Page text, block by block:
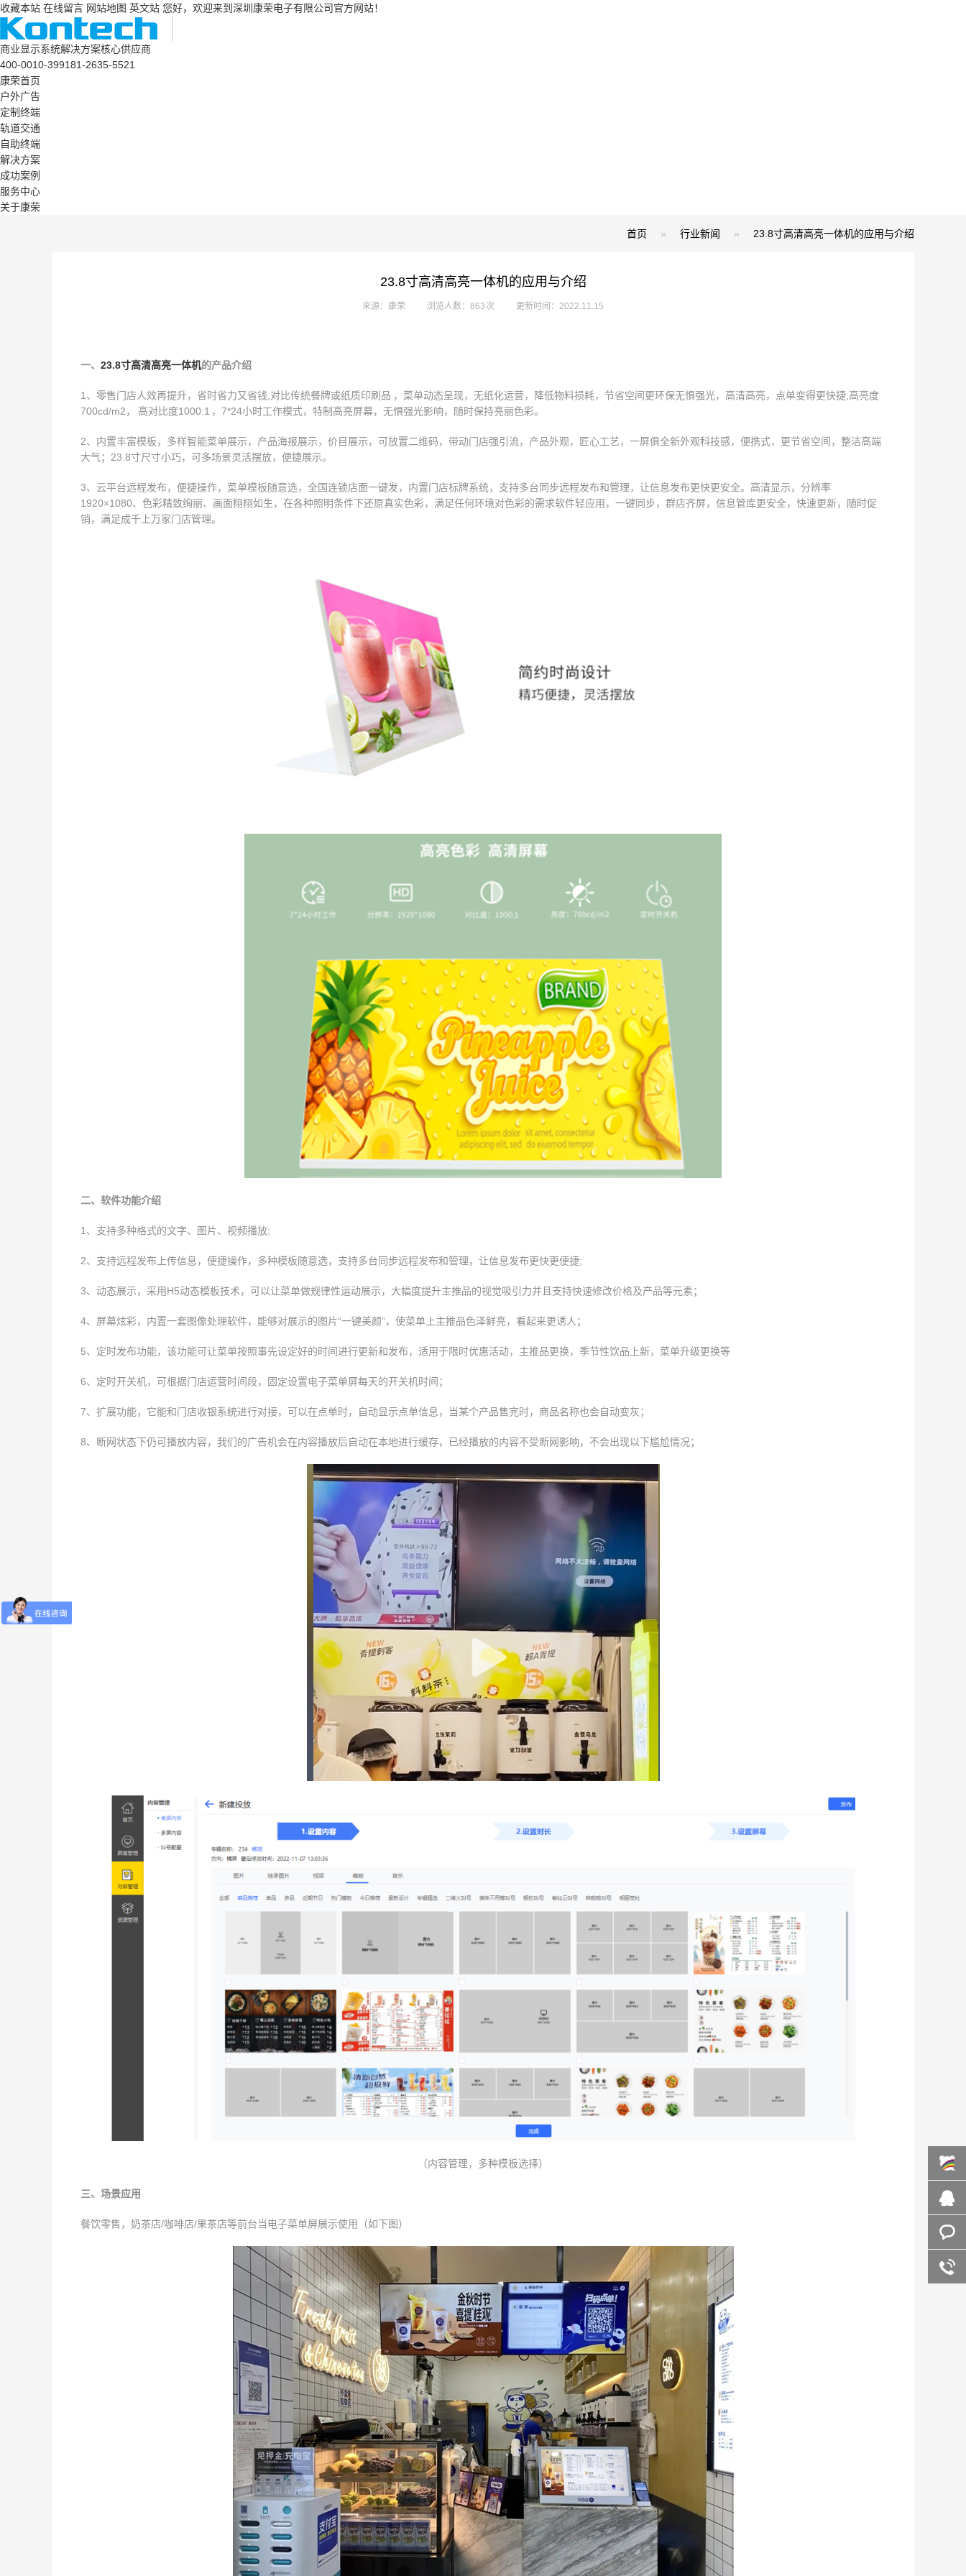
收藏本站 在线留言 网站地图 英文站 您好，欢迎来到深圳康荣电子有限公司官方网站！
商业显示系统解决方案核心供应商
400-0010-399181-2635-5521
康荣首页
户外广告
定制终端
轨道交通
自助终端
解决方案
成功案例
服务中心
关于康荣
首页 » 行业新闻 » 23.8寸高清高亮一体机的应用与介绍
23.8寸高清高亮一体机的应用与介绍
来源：康荣 浏览人数：863 次 更新时间：2022.11.15
一、 23.8寸高清高亮一体机的产品介绍
1、零售门店人效再提升，省时省力又省钱,对比传统餐牌或纸质印刷品 ，菜单动态呈现，无纸化运营，降低物料损耗，节省空间更环保无惧强光，高清高亮，点单变得更快捷,高亮度
700cd/m2， 高对比度1000:1 ，7*24小时工作模式，特制高亮屏幕，无惧强光影响，随时保持亮丽色彩。
2、内置丰富模板，多样智能菜单展示，产品海报展示，价目展示，可放置二维码，带动门店强引流，产品外观，匠心工艺，一屏俱全新外观科技感，便携式，更节省空间，整洁高端
大气；23.8寸尺寸小巧，可多场景灵活摆放，便捷展示。
3、云平台远程发布，便捷操作，菜单模板随意选，全国连锁店面一键发，内置门店标牌系统，支持多台同步远程发布和管理，让信息发布更快更安全。高清显示，分辨率
1920×1080、色彩精致绚丽、画面栩栩如生，在各种照明条件下还原真实色彩，满足任何环境对色彩的需求软件轻应用，一键同步，群店齐屏，信息管库更安全，快速更新，随时促
销，满足成千上万家门店管理。
二、软件功能介绍
1、支持多种格式的文字、图片、视频播放;
2、支持远程发布上传信息，便捷操作，多种模板随意选，支持多台同步远程发布和管理，让信息发布更快更便捷;
3、动态展示，采用H5动态模板技术，可以让菜单做规律性运动展示，大幅度提升主推品的视觉吸引力并且支持快速修改价格及产品等元素；
4、屏幕炫彩，内置一套图像处理软件，能够对展示的图片“一键美颜”，使菜单上主推品色泽鲜亮，看起来更诱人；
5、定时发布功能，该功能可让菜单按照事先设定好的时间进行更新和发布，适用于限时优惠活动，主推品更换，季节性饮品上新，菜单升级更换等
6、定时开关机，可根据门店运营时间段，固定设置电子菜单屏每天的开关机时间；
7、扩展功能，它能和门店收银系统进行对接，可以在点单时，自动显示点单信息，当某个产品售完时，商品名称也会自动变灰；
8、断网状态下仍可播放内容，我们的广告机会在内容播放后自动在本地进行缓存，已经播放的内容不受断网影响，不会出现以下尴尬情况；
（内容管理，多种模板选择）
三、场景应用
餐饮零售，奶茶店/咖啡店/果茶店等前台当电子菜单屏展示使用（如下图）
百度商
在线咨
客服咨